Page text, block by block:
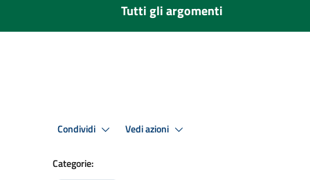
Tutti gli argomenti
Condividi Vedi azioni
Categorie: